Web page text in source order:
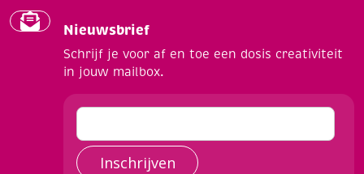
Nieuwsbrief
Schrijf je voor af en toe een dosis creativiteit
in jouw mailbox.
Inschrijven